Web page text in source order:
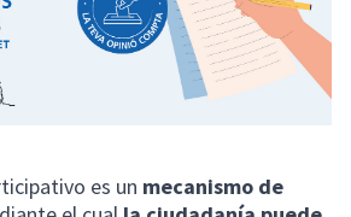
es un mecanismo de